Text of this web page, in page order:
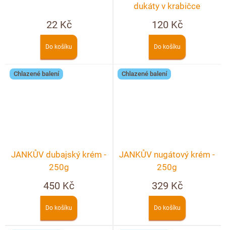
22 Kč
Do košíku
dukáty v krabičce
120 Kč
Do košíku
Chlazené balení
JANKŮV dubajský krém -
250g
450 Kč
Do košíku
Chlazené balení
JANKŮV nugátový krém -
250g
329 Kč
Do košíku